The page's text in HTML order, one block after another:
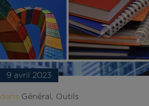
9 avril 2023
dans Général , Outils